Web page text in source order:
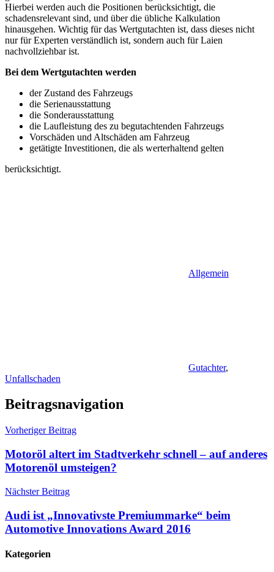
Hierbei werden auch die Positionen berücksichtigt, die
schadensrelevant sind, und über die übliche Kalkulation
hinausgehen. Wichtig für das Wertgutachten ist, dass dieses nicht
nur für Experten verständlich ist, sondern auch für Laien
nachvollziehbar ist.
Bei dem Wertgutachten werden
der Zustand des Fahrzeugs
die Serienausstattung
die Sonderausstattung
die Laufleistung des zu begutachtenden Fahrzeugs
Vorschäden und Altschäden am Fahrzeug
getätigte Investitionen, die als werterhaltend gelten
berücksichtigt.
Allgemein
Gutachter,
Unfallschaden
Beitragsnavigation
Vorheriger Beitrag
Motoröl altert im Stadtverkehr schnell – auf anderes
Motorenöl umsteigen?
Nächster Beitrag
Audi ist „Innovativste Premiummarke“ beim
Automotive Innovations Award 2016
Kategorien